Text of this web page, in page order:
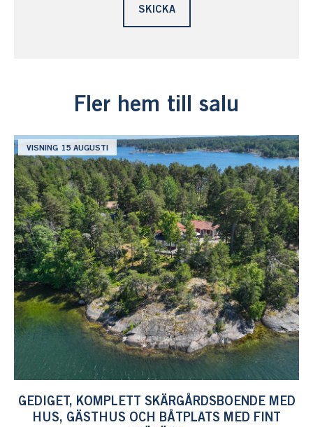
Fler hem till salu
VISNING 15 AUGUSTI
GEDIGET, KOMPLETT SKÄRGÅRDSBOENDE MED
HUS, GÄSTHUS OCH BÅTPLATS MED FINT